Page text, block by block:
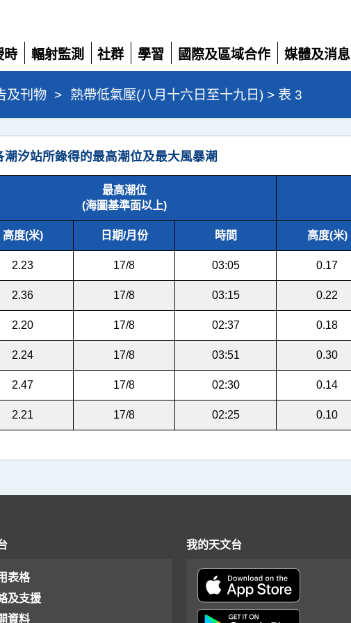
時
輻射監測
展
開
社群
展
開
學習
展
開
國際及區域合作
展
開
媒體及消息
展
開
及刊物 > 熱帶低氣壓(八月十六日至十九日) > 表 3
汐站所錄得的最高潮位及最大風暴潮
最高潮位
(海圖基準面以上)
高度(米) 日期/月份 時間 高度(米)
2.23 17/8 03:05 0.17
2.36 17/8 03:15 0.22
2.20 17/8 02:37 0.18
2.24 17/8 03:51 0.30
2.47 17/8 02:30 0.14
2.21 17/8 02:25 0.10
表格
及支援
資料
我的天文台